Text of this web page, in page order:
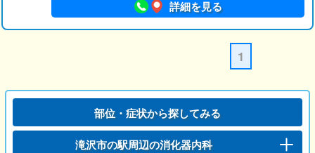
詳細を見る
1
部位・症状から探してみる
滝沢市の駅周辺の消化器内科